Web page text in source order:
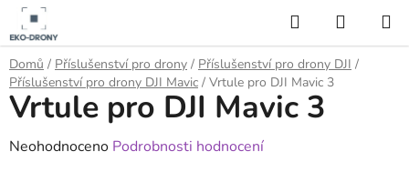
Přejít
obsah
Hledat
KOŠÍK
Domů / Příslušenství pro drony / Příslušenství pro drony DJI /
Příslušenství pro drony DJI Mavic / Vrtule pro DJI Mavic 3
Vrtule pro DJI Mavic 3
Průměrné
Neohodnoceno Podrobnosti hodnocení